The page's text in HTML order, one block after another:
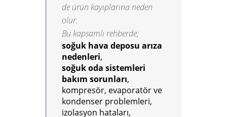
de ürün kayıplarına neden
olur.
Bu kapsamlı rehberde;
soğuk hava deposu arıza
nedenleri,
soğuk oda sistemleri
bakım sorunları,
kompresör, evaporatör ve
kondenser problemleri,
izolasyon hataları,